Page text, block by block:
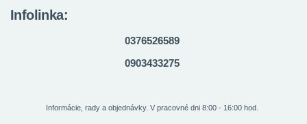
Infolinka:
0376526589
0903433275
Informácie, rady a objednávky. V pracovné dni 8:00 - 16:00 hod.